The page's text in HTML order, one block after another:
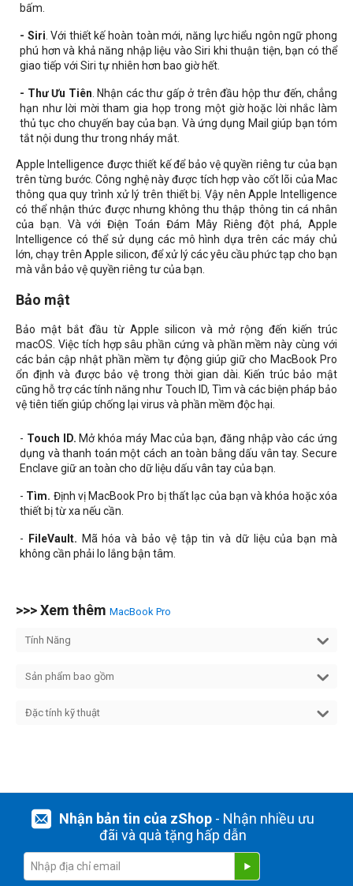
bấm.
- Siri . Với thiết kế hoàn toàn mới, năng lực hiểu ngôn ngữ phong
phú hơn và khả năng nhập liệu vào Siri khi thuận tiện, bạn có thể
giao tiếp với Siri tự nhiên hơn bao giờ hết.
- Thư Ưu Tiên . Nhận các thư gấp ở trên đầu hộp thư đến, chẳng
hạn như lời mời tham gia họp trong một giờ hoặc lời nhắc làm
thủ tục cho chuyến bay của bạn. Và ứng dụng Mail giúp bạn tóm
tắt nội dung thư trong nháy mắt.
Apple Intelligence được thiết kế để bảo vệ quyền riêng tư của bạn
trên từng bước. Công nghệ này được tích hợp vào cốt lõi của Mac
thông qua quy trình xử lý trên thiết bị. Vậy nên Apple Intelligence
có thể nhận thức được nhưng không thu thập thông tin cá nhân
của bạn. Và với Điện Toán Đám Mây Riêng đột phá, Apple
Intelligence có thể sử dụng các mô hình dựa trên các máy chủ
lớn, chạy trên Apple silicon, để xử lý các yêu cầu phức tạp cho bạn
mà vẫn bảo vệ quyền riêng tư của bạn.
Bảo mật
Bảo mật bắt đầu từ Apple silicon và mở rộng đến kiến trúc
macOS. Việc tích hợp sâu phần cứng và phần mềm này cùng với
các bản cập nhật phần mềm tự động giúp giữ cho MacBook Pro
ổn định và được bảo vệ trong thời gian dài. Kiến trúc bảo mật
cũng hỗ trợ các tính năng như Touch ID, Tìm và các biện pháp bảo
vệ tiên tiến giúp chống lại virus và phần mềm độc hại.
- Touch ID. Mở khóa máy Mac của bạn, đăng nhập vào các ứng
dụng và thanh toán một cách an toàn bằng dấu vân tay. Secure
Enclave giữ an toàn cho dữ liệu dấu vân tay của bạn.
- Tìm. Định vị MacBook Pro bị thất lạc của bạn và khóa hoặc xóa
thiết bị từ xa nếu cần.
- FileVault. Mã hóa và bảo vệ tập tin và dữ liệu của bạn mà
không cần phải lo lắng bận tâm.
>>> Xem thêm MacBook Pro
Tính Năng
Sản phẩm bao gồm
Đặc tính kỹ thuật
Nhận bản tin của zShop- Nhận nhiều ưu
đãi và quà tặng hấp dẫn